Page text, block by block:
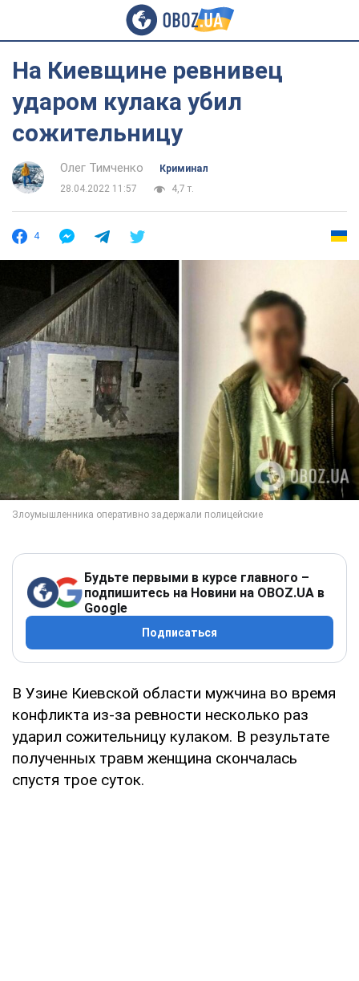
На Киевщине ревнивец
ударом кулака убил
сожительницу
Олег Тимченко
Криминал
28.04.2022 11:57
4,7 т.
4
Будьте первыми в курсе главного –
подпишитесь на Новини на OBOZ.UA в
Google
Подписаться
В Узине Киевской области мужчина во время
конфликта из-за ревности несколько раз
ударил сожительницу кулаком. В результате
полученных травм женщина скончалась
спустя трое суток.